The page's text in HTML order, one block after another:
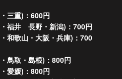
三重)：600円
福井 長野・新潟)：700円
和歌山・大阪・兵庫)：700
鳥取・島根)：800円
愛媛)：800円